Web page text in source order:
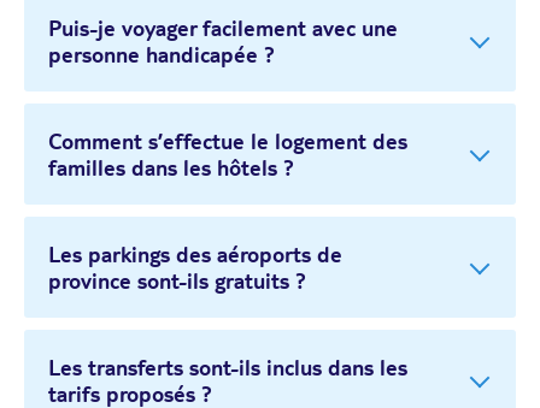
Puis-je voyager facilement avec une
personne handicapée ?
Comment s’effectue le logement des
familles dans les hôtels ?
Les parkings des aéroports de
province sont-ils gratuits ?
Les transferts sont-ils inclus dans les
tarifs proposés ?